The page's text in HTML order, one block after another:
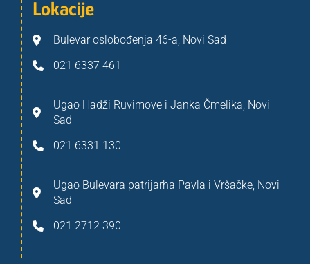
Lokacije
Bulevar oslobođenja 46-a, Novi Sad
021 6337 461
Ugao Hadži Ruvimove i Janka Čmelika, Novi
Sad
021 6331 130
Ugao Bulevara patrijarha Pavla i Vršačke, Novi
Sad
021 2712 390